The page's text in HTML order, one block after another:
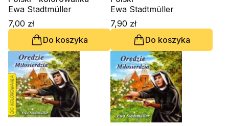
Ewa Stadtmüller
7,00 zł
Do koszyka
Ewa Stadtmüller
7,90 zł
Do koszyka